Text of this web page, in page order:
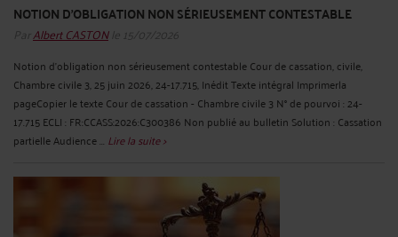
NOTION D'OBLIGATION NON SÉRIEUSEMENT CONTESTABLE
ParAlbert CASTONle 15/07/2026
Notion d'obligation non sérieusement contestable Cour de cassation, civile,
Chambre civile 3, 25 juin 2026, 24-17.715, Inédit Texte intégral Imprimerla
pageCopier le texte Cour de cassation - Chambre civile 3 N° de pourvoi : 24-
17.715 ECLI : FR:CCASS:2026:C300386 Non publié au bulletin Solution : Cassation
partielle Audience ... Lire la suite >